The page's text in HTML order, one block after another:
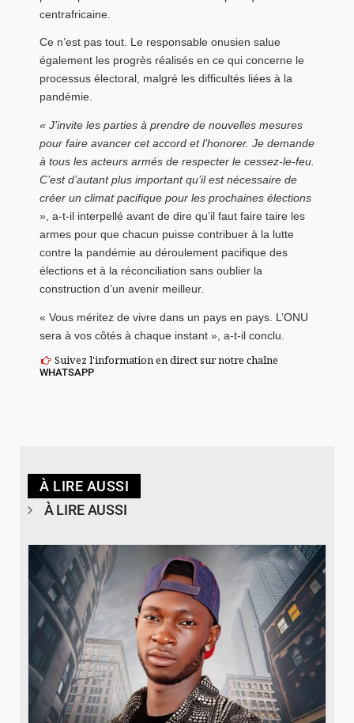
centrafricaine.
Ce n’est pas tout. Le responsable onusien salue
également les progrès réalisés en ce qui concerne le
processus électoral, malgré les difficultés liées à la
pandémie.
« J’invite les parties à prendre de nouvelles mesures
pour faire avancer cet accord et l’honorer. Je demande
à tous les acteurs armés de respecter le cessez-le-feu.
C’est d’autant plus important qu’il est nécessaire de
créer un climat pacifique pour les prochaines élections
» , a-t-il interpellé avant de dire qu’il faut faire taire les
armes pour que chacun puisse contribuer à la lutte
contre la pandémie au déroulement pacifique des
élections et à la réconciliation sans oublier la
construction d’un avenir meilleur.
« Vous méritez de vivre dans un pays en pays. L’ONU
sera à vos côtés à chaque instant », a-t-il conclu.
Suivez l'information en direct sur notre chaîne
WHATSAPP
À LIRE AUSSI
À LIRE AUSSI